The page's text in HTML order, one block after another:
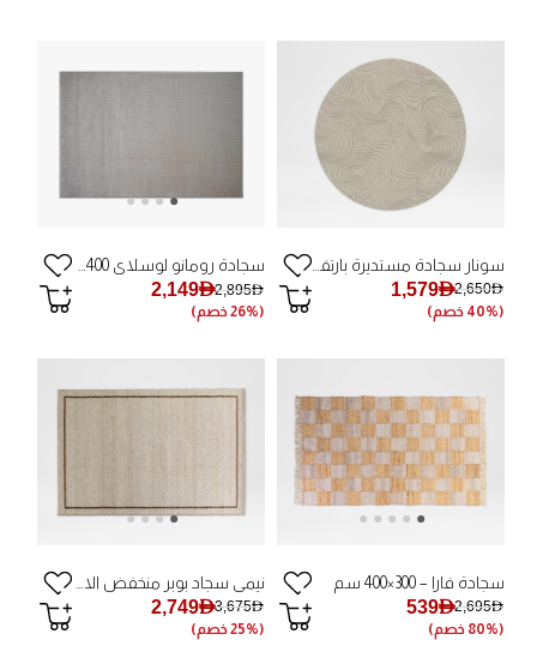
سونار سجادة مستديرة بارتفاع كثيف - 300×300 سم
1,579AED2,650AED
(40% خصم)
سجادة رومانو لوسلاي 300X400 رمادي حجري
2,149AED2,895AED
(26% خصم)
سجادة فارا – 300×400 سم
539AED2,695AED
(80% خصم)
2,749AED3,675AED
(25% خصم)